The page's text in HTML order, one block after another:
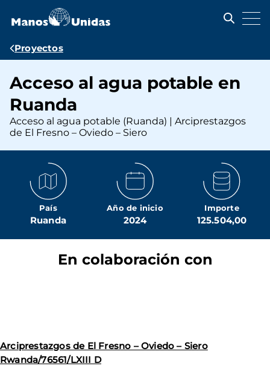
contenido
Ruta
navegación
Proyectos
Acceso al agua potable en
Ruanda
Acceso al agua potable (Ruanda) | Arciprestazgos
de El Fresno – Oviedo – Siero
País
Ruanda
Año de inicio
2024
Importe
125.504,00
En colaboración con
Arciprestazgos de El Fresno – Oviedo – Siero
Rwanda/76561/LXIII D